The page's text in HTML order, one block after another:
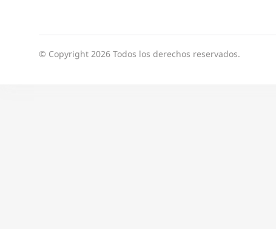
© Copyright 2026 Todos los derechos reservados.